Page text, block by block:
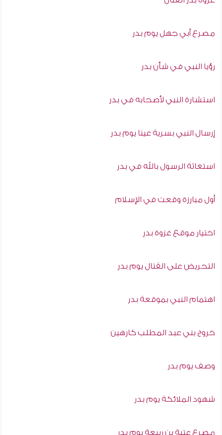
مصرع أبي جهل يوم بدر
رؤيا النبي في شأن بدر
استشارة النبي لأصحابه في بدر
إرسال النبي بسرية عينا يوم بدر
استغاثة الرسول بالله في بدر
أول مبارزة وقعت في الإسلام
اختيار موقع غزوة بدر
التحريض على القتال يوم بدر
اهتمام النبي بموقعة بدر
خروج بني عبد المطلب كارهين
وصف يوم بدر
شهود الملائكة يوم بدر
مصرع عتبة بن ربيعة يوم بدر